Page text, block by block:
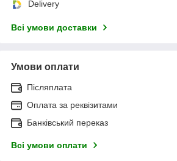
Delivery
Всі умови доставки
Умови оплати
Післяплата
Оплата за реквізитами
Банківський переказ
Всі умови оплати